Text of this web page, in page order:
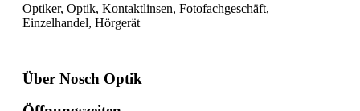
Optiker, Optik, Kontaktlinsen, Fotofachgeschäft,
Einzelhandel, Hörgerät
Über Nosch Optik